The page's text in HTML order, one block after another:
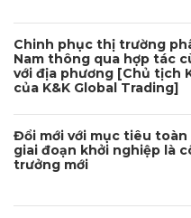
Chinh phục thị trường
Nam thông qua hợp tác
với địa phương [Chủ tịch
của K&K Global Trading]
Đổi mới với mục tiêu
giai đoạn khởi nghiệp là
trưởng mới